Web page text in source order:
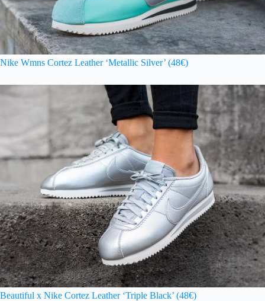
Nike Wmns Cortez Leather ‘Metallic Silver’ (48€)
Beautiful x Nike Cortez Leather ‘Triple Black’ (48€)